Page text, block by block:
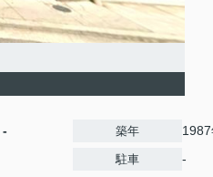
- 築年
駐車 -